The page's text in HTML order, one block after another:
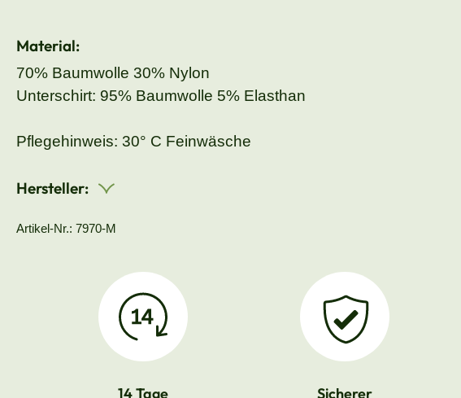
Material:
70% Baumwolle 30% Nylon
Unterschirt: 95% Baumwolle 5% Elasthan
Pflegehinweis: 30° C Feinwäsche
Hersteller:
Artikel-Nr.: 7970-M
14 Tage
Sicherer